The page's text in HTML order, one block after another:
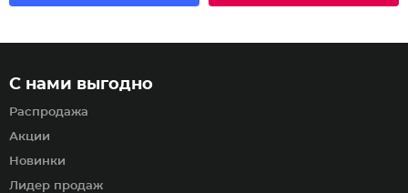
С нами выгодно
Распродажа
Акции
Новинки
Лидер продаж